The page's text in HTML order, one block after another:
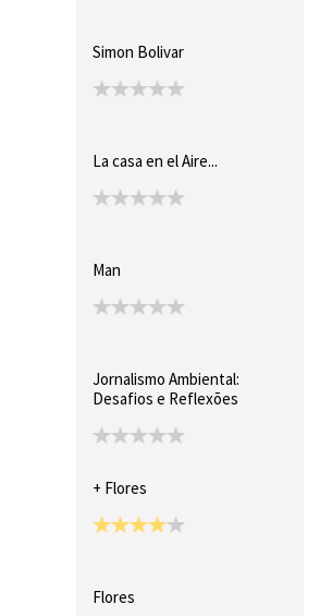
Simon Bolivar
La casa en el Aire...
Man
Jornalismo Ambiental:
Desafios e Reflexões
+ Flores
Flores